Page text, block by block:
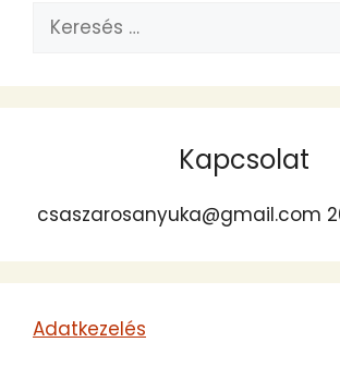
Keresés:
Kapcsolat
csaszarosanyuka@gmail.com
Adatkezelés